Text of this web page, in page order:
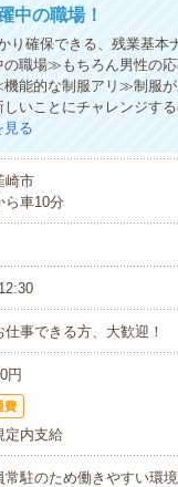
中の職場！
確保できる、残業基本
職場≫もちろん男性の
能的な制服アリ≫制服
いことにチャレンジす
見る
崎市
ら車10分
仕事できる方、大歓迎！
円
費
定内支給
常駐のため働きやすい環